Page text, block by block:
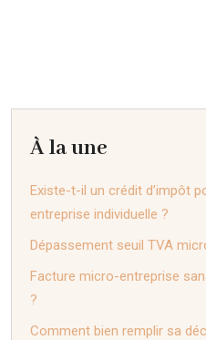
À la une
Existe-t-il un crédit d’impôt
entreprise individuelle ?
Dépassement seuil TVA
Facture micro-entreprise
?
Comment bien remplir sa